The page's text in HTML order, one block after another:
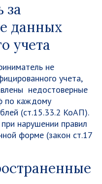
за
данных
учета
не
учета,
недостоверные
по каждому
(ст.15.33.2 КоАП).
нарушении правил
форме (закон ст.17